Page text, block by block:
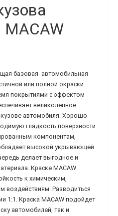
базовая автомобильная
или полной окраски
покрытиями с эффектом
великолепное
автомобиля. Хорошо
гладкость поверхности.
компонентам,
высокой укрывающей
делает выгодное и
Краске MACAW
к химическим,
воздействиям. Разводиться
1:1. Краска MACAW подойдет
автомобилей, так и